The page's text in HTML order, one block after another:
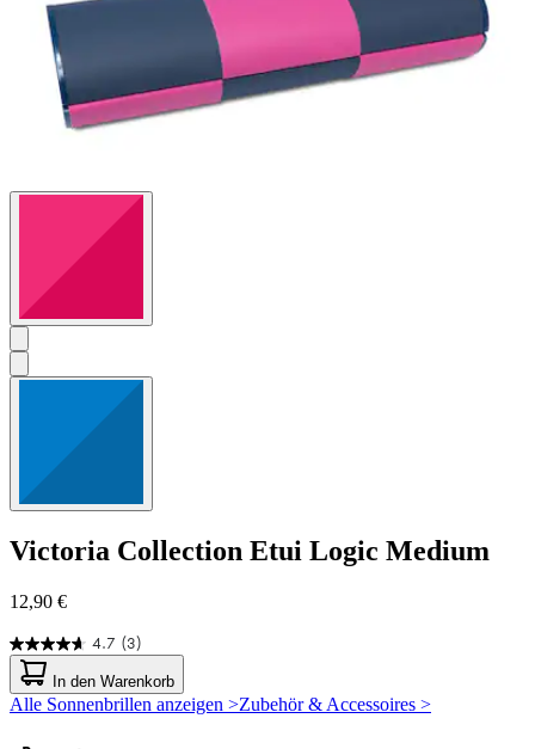
Victoria Collection Etui Logic Medium
12,90 €
4.7 (3)
4.7
von
5
Sternen.
In den Warenkorb
Alle Sonnenbrillen anzeigen >Zubehör & Accessoires >